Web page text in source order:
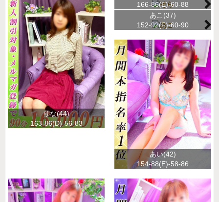
りな(44)
163-86(D)-56-83
166-86(E)-60-88
あこ(37)
152-92(F)-60-90
あい(42)
154-88(E)-58-86